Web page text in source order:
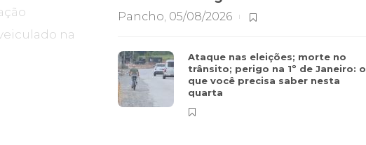
na
Pancho, 05/08/2026
Ataque nas eleições; morte no
trânsito; perigo na 1º de Janeiro: o
que você precisa saber nesta
quarta